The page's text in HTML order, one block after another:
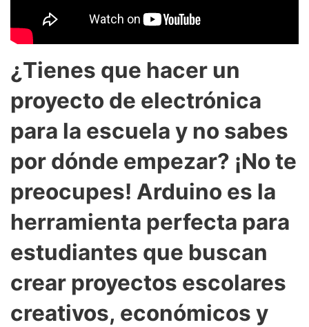
¿Tienes que hacer un
proyecto de electrónica
para la escuela y no sabes
por dónde empezar? ¡No te
preocupes! Arduino es la
herramienta perfecta para
estudiantes que buscan
crear proyectos escolares
creativos, económicos y